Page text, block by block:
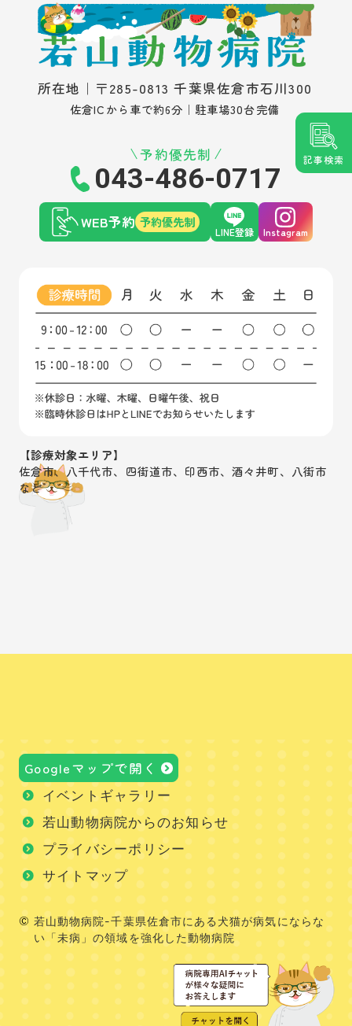
記事検索
所在地｜〒285-0813 千葉県佐倉市石川300
佐倉ICから車で約6分｜駐車場30台完備
予約優先制
043-486-0717
WEB予約 予約優先制
LINE登録 Instagram
【診療対象エリア】
佐倉市、八千代市、四街道市、印西市、酒々井町、八街市
など
Googleマップで開く
イベントギャラリー
若山動物病院からのお知らせ
プライバシーポリシー
サイトマップ
若山動物病院-千葉県佐倉市にある犬猫が病気にならな
い「未病」の領域を強化した動物病院